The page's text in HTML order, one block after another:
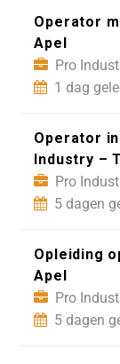
Operator
Apel
Pro
1 dag
Operator
Industry –
Pro
5 dagen
Opleiding
Apel
Pro
5 dagen